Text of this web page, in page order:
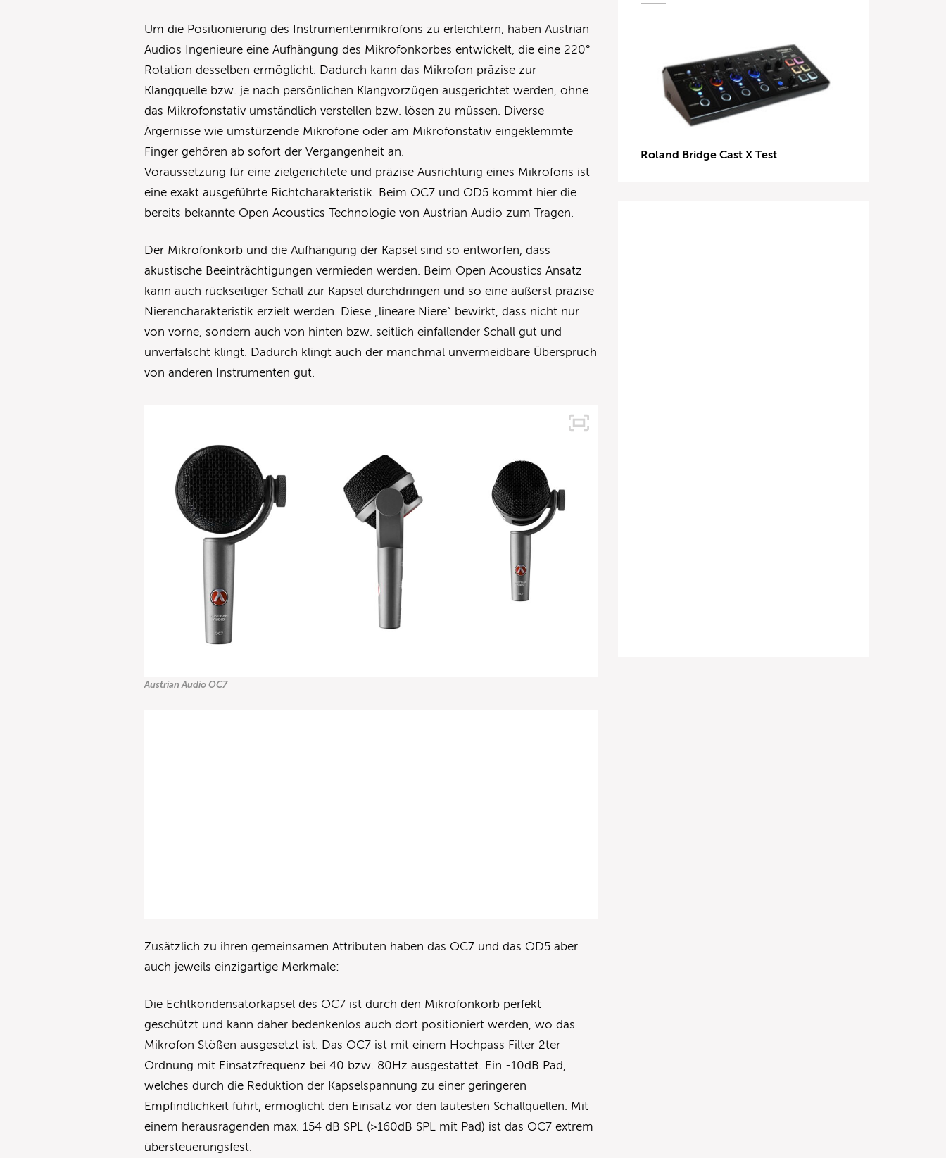
Um die Positionierung des Instrumentenmikrofons zu erleichtern, haben Austrian
Audios Ingenieure eine Aufhängung des Mikrofonkorbes entwickelt, die eine 220°
Rotation desselben ermöglicht. Dadurch kann das Mikrofon präzise zur
Klangquelle bzw. je nach persönlichen Klangvorzügen ausgerichtet werden, ohne
das Mikrofonstativ umständlich verstellen bzw. lösen zu müssen. Diverse
Ärgernisse wie umstürzende Mikrofone oder am Mikrofonstativ eingeklemmte
Finger gehören ab sofort der Vergangenheit an.
Voraussetzung für eine zielgerichtete und präzise Ausrichtung eines Mikrofons ist
eine exakt ausgeführte Richtcharakteristik. Beim OC7 und OD5 kommt hier die
bereits bekannte Open Acoustics Technologie von Austrian Audio zum Tragen.
Der Mikrofonkorb und die Aufhängung der Kapsel sind so entworfen, dass
akustische Beeinträchtigungen vermieden werden. Beim Open Acoustics Ansatz
kann auch rückseitiger Schall zur Kapsel durchdringen und so eine äußerst präzise
Nierencharakteristik erzielt werden. Diese „lineare Niere“ bewirkt, dass nicht nur
von vorne, sondern auch von hinten bzw. seitlich einfallender Schall gut und
unverfälscht klingt. Dadurch klingt auch der manchmal unvermeidbare Überspruch
von anderen Instrumenten gut.
Austrian Audio OC7
Zusätzlich zu ihren gemeinsamen Attributen haben das OC7 und das OD5 aber
auch jeweils einzigartige Merkmale:
Die Echtkondensatorkapsel des OC7 ist durch den Mikrofonkorb perfekt
geschützt und kann daher bedenkenlos auch dort positioniert werden, wo das
Mikrofon Stößen ausgesetzt ist. Das OC7 ist mit einem Hochpass Filter 2ter
Ordnung mit Einsatzfrequenz bei 40 bzw. 80Hz ausgestattet. Ein -10dB Pad,
welches durch die Reduktion der Kapselspannung zu einer geringeren
Empfindlichkeit führt, ermöglicht den Einsatz vor den lautesten Schallquellen. Mit
einem herausragenden max. 154 dB SPL (>160dB SPL mit Pad) ist das OC7 extrem
übersteuerungsfest.
Roland Bridge Cast X Test